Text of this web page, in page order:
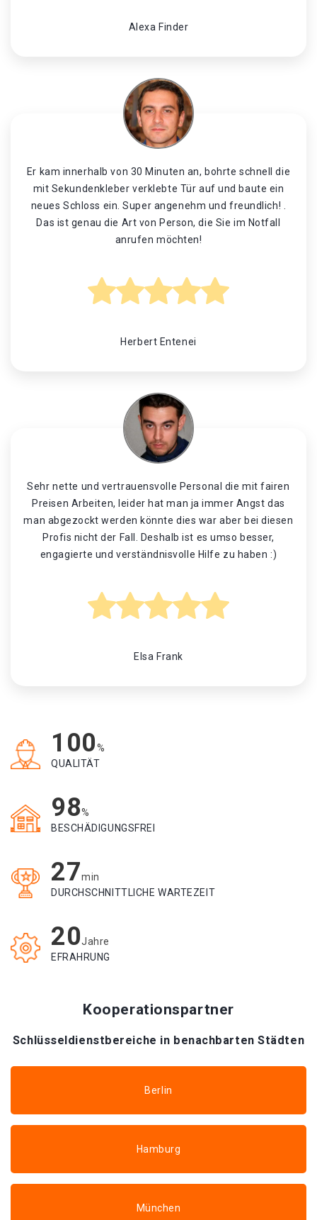
Alexa Finder
Er kam innerhalb von 30 Minuten an, bohrte schnell die
mit Sekundenkleber verklebte Tür auf und baute ein
neues Schloss ein. Super angenehm und freundlich! .
Das ist genau die Art von Person, die Sie im Notfall
anrufen möchten!
Herbert Entenei
Sehr nette und vertrauensvolle Personal die mit fairen
Preisen Arbeiten, leider hat man ja immer Angst das
man abgezockt werden könnte dies war aber bei diesen
Profis nicht der Fall. Deshalb ist es umso besser,
engagierte und verständnisvolle Hilfe zu haben :)
Elsa Frank
100%
QUALITÄT
98%
BESCHÄDIGUNGSFREI
27min
DURCHSCHNITTLICHE WARTEZEIT
20Jahre
EFRAHRUNG
Kooperationspartner
Schlüsseldienstbereiche in benachbarten Städten
Berlin
Hamburg
München